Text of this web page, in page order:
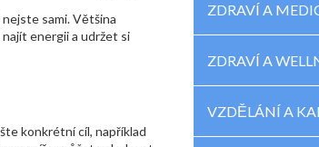
sami. Většina
energii a udržet si
konkrétní cíl, například
ZDRAVÍ A
ZDRAVÍ A
VZDĚLÁNÍ A